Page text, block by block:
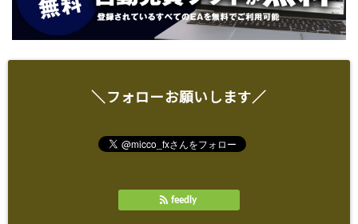
＼フォローお願いします／
feedly